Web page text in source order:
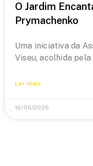
O Jardim
Prymachenko
Uma iniciativa da
Viseu, acolhida
Ler mais
16/06/2026